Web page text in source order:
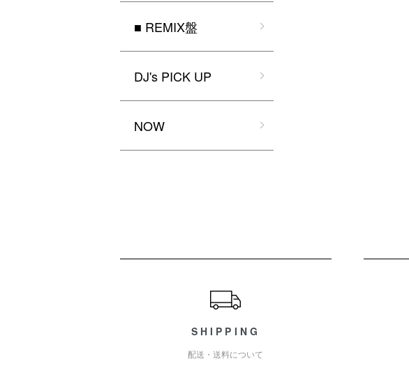
■ REMIX盤
DJ's PICK UP
NOW
SHIPPING
配送・送料について